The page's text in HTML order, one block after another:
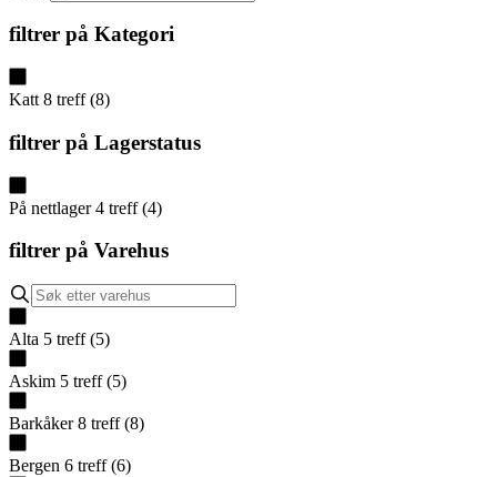
filtrer på Kategori
Katt 8 treff (8)
filtrer på Lagerstatus
På nettlager 4 treff (4)
filtrer på Varehus
Alta 5 treff (5)
Askim 5 treff (5)
Barkåker 8 treff (8)
Bergen 6 treff (6)